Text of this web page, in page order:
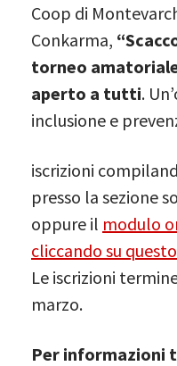
Coop di
Conkarma,
torneo
aperto a tutti.
inclusione e
iscrizioni
presso la sezione
oppure il modulo
cliccando su
Le iscrizioni
marzo.
Per informazioni